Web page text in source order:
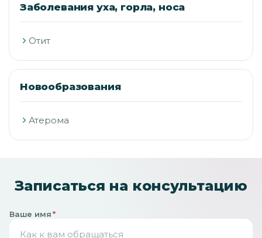
Заболевания уха, горла, носа
Отит
Новообразования
Атерома
Записаться на консультацию
Ваше имя*